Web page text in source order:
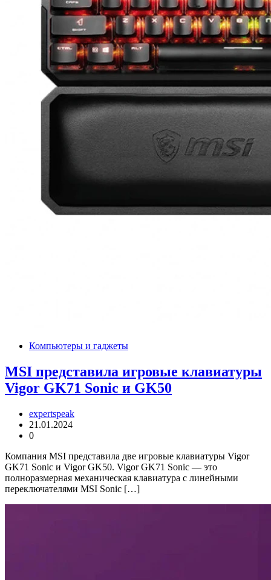
Компьютеры и гаджеты
MSI представила игровые клавиатуры
Vigor GK71 Sonic и GK50
expertspeak
21.01.2024
0
Компания MSI представила две игровые клавиатуры Vigor
GK71 Sonic и Vigor GK50. Vigor GK71 Sonic — это
полноразмерная механическая клавиатура с линейными
переключателями MSI Sonic […]